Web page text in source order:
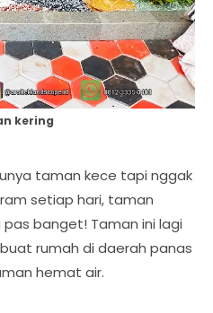
kering
taman kece tapi nggak
setiap hari, taman
banget! Taman ini lagi
rumah di daerah panas
hemat air.